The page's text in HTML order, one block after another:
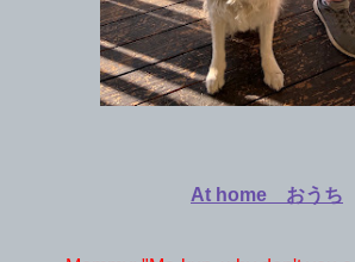
At home おうち